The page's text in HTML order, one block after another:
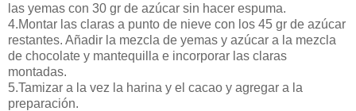
las yemas con 30 gr de azúcar sin hacer espuma.
4.Montar las claras a punto de nieve con los 45 gr de azúcar
restantes. Añadir la mezcla de yemas y azúcar a la mezcla
de chocolate y mantequilla e incorporar las claras
montadas.
5.Tamizar a la vez la harina y el cacao y agregar a la
preparación.